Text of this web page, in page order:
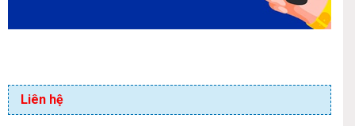
Liên hệ